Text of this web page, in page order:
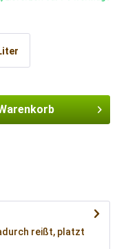
reißt, platzt